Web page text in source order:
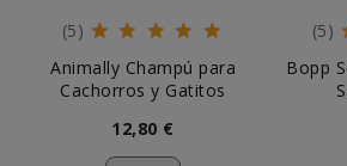
(5)
Animally Champú para
Cachorros y Gatitos
12,80 €
(5)
Bopp